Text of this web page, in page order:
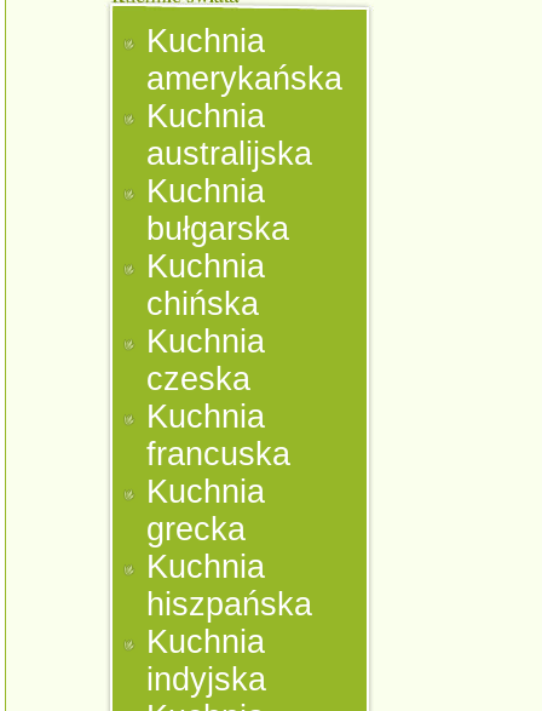
Kuchnia
amerykańska
Kuchnia
australijska
Kuchnia
bułgarska
Kuchnia
chińska
Kuchnia
czeska
Kuchnia
francuska
Kuchnia
grecka
Kuchnia
hiszpańska
Kuchnia
indyjska